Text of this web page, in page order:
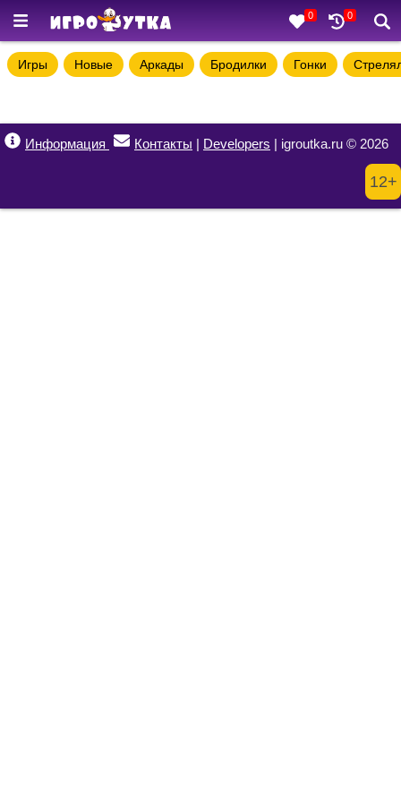
0 0
Игры Новые Аркады Бродилки Гонки
Информация Контакты | Developers | igroutka.ru © 2026
12+